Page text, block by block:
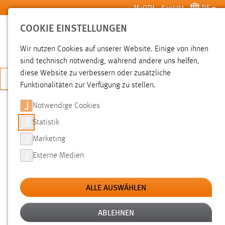
Zum Hauptinhalt springen MyOTH Kontakt DE
SUCHE
JETZT BEWERBEN
Hochschule Aktuelles News der OTH Amberg-Weiden
REGIERUNGSPRÄSIDENTIN
BRIGITTA BRUNNER: BESUCH AN
DER HAW
05.03.2012
Einen Informationsbesuch stattete die
COOKIE EINSTELLUNGEN
Wir nutzen Cookies auf unserer Website. Einige von ihnen
sind technisch notwendig, während andere uns helfen,
diese Website zu verbessern oder zusätzliche
Funktionalitäten zur Verfügung zu stellen.
Notwendige Cookies
Statistik
Marketing
Externe Medien
ALLE AUSWÄHLEN
ABLEHNEN